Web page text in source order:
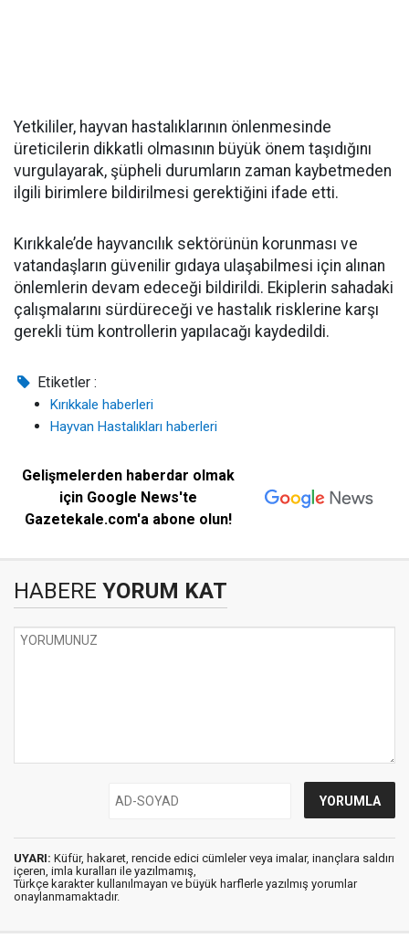
Yetkililer, hayvan hastalıklarının önlenmesinde
üreticilerin dikkatli olmasının büyük önem taşıdığını
vurgulayarak, şüpheli durumların zaman kaybetmeden
ilgili birimlere bildirilmesi gerektiğini ifade etti.
Kırıkkale’de hayvancılık sektörünün korunması ve
vatandaşların güvenilir gıdaya ulaşabilmesi için alınan
önlemlerin devam edeceği bildirildi. Ekiplerin sahadaki
çalışmalarını sürdüreceği ve hastalık risklerine karşı
gerekli tüm kontrollerin yapılacağı kaydedildi.
Etiketler :
Kırıkkale haberleri
Hayvan Hastalıkları haberleri
Gelişmelerden haberdar olmak
için Google News'te
Gazetekale.com'a abone olun!
HABERE YORUM KAT
UYARI: Küfür, hakaret, rencide edici cümleler veya imalar, inançlara saldırı
içeren, imla kuralları ile yazılmamış,
Türkçe karakter kullanılmayan ve büyük harflerle yazılmış yorumlar
onaylanmamaktadır.